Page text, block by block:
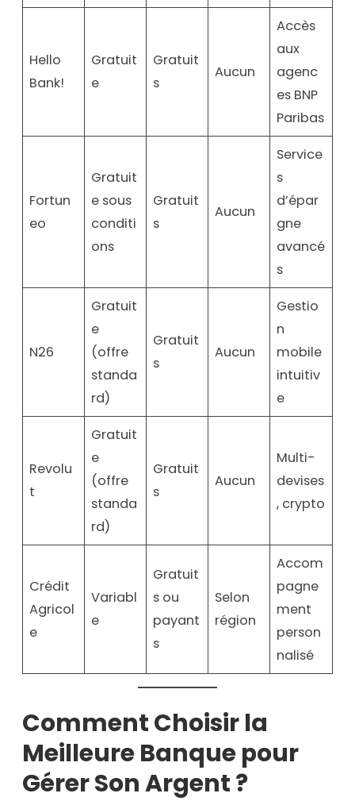
Hello
Bank!
Gratuit
e
Gratuit
s
Aucun
Accès
aux
agenc
es BNP
Paribas
Fortun
eo
Gratuit
e sous
conditi
ons
Gratuit
s
Aucun
Service
s
d’épar
gne
avancé
s
N26
Gratuit
e
(offre
standa
rd)
Gratuit
s
Aucun
Gestio
n
mobile
intuitiv
e
Revolu
t
Gratuit
e
(offre
standa
rd)
Gratuit
s
Aucun
Multi-
devises
, crypto
Crédit
Agricol
e
Variabl
e
Gratuit
s ou
payant
s
Selon
région
Accom
pagne
ment
person
nalisé
Comment Choisir la
Meilleure Banque pour
Gérer Son Argent ?